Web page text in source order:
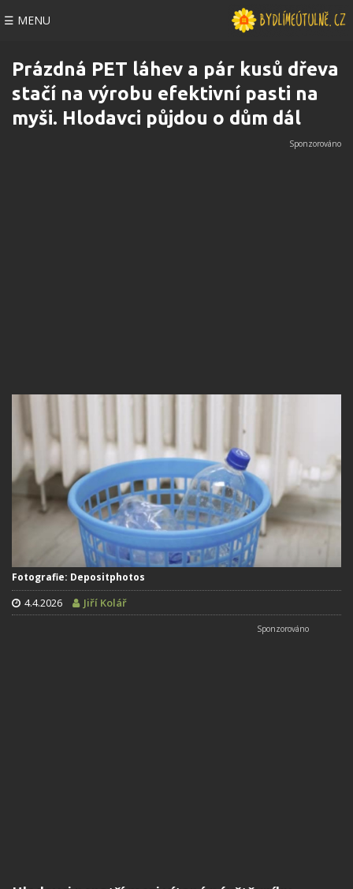
☰ MENU
Prázdná PET láhev a pár kusů dřeva
stačí na výrobu efektivní pasti na
myši. Hlodavci půjdou o dům dál
Fotografie: Depositphotos
4.4.2026 Jiří Kolář